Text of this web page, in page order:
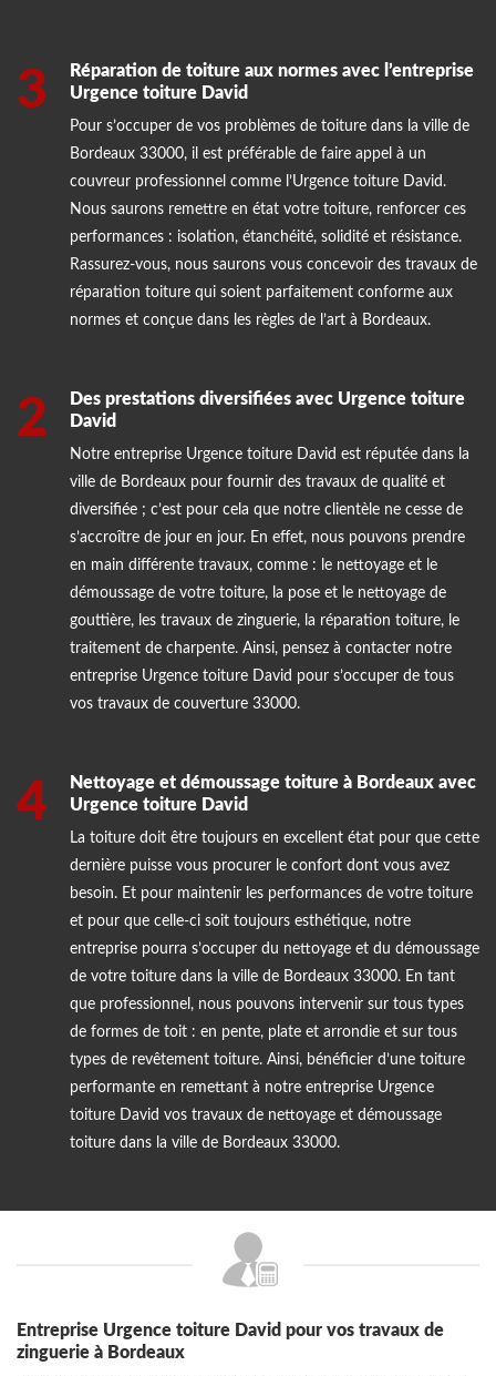
3
Réparation de toiture aux normes avec l’entreprise
Urgence toiture David
Pour s’occuper de vos problèmes de toiture dans la ville de
Bordeaux 33000, il est préférable de faire appel à un
couvreur professionnel comme l’Urgence toiture David.
Nous saurons remettre en état votre toiture, renforcer ces
performances : isolation, étanchéité, solidité et résistance.
Rassurez-vous, nous saurons vous concevoir des travaux de
réparation toiture qui soient parfaitement conforme aux
normes et conçue dans les règles de l’art à Bordeaux.
2
Des prestations diversifiées avec Urgence toiture
David
Notre entreprise Urgence toiture David est réputée dans la
ville de Bordeaux pour fournir des travaux de qualité et
diversifiée ; c’est pour cela que notre clientèle ne cesse de
s’accroître de jour en jour. En effet, nous pouvons prendre
en main différente travaux, comme : le nettoyage et le
démoussage de votre toiture, la pose et le nettoyage de
gouttière, les travaux de zinguerie, la réparation toiture, le
traitement de charpente. Ainsi, pensez à contacter notre
entreprise Urgence toiture David pour s’occuper de tous
vos travaux de couverture 33000.
4
Nettoyage et démoussage toiture à Bordeaux avec
Urgence toiture David
La toiture doit être toujours en excellent état pour que cette
dernière puisse vous procurer le confort dont vous avez
besoin. Et pour maintenir les performances de votre toiture
et pour que celle-ci soit toujours esthétique, notre
entreprise pourra s’occuper du nettoyage et du démoussage
de votre toiture dans la ville de Bordeaux 33000. En tant
que professionnel, nous pouvons intervenir sur tous types
de formes de toit : en pente, plate et arrondie et sur tous
types de revêtement toiture. Ainsi, bénéficier d’une toiture
performante en remettant à notre entreprise Urgence
toiture David vos travaux de nettoyage et démoussage
toiture dans la ville de Bordeaux 33000.
Entreprise Urgence toiture David pour vos travaux de
zinguerie à Bordeaux